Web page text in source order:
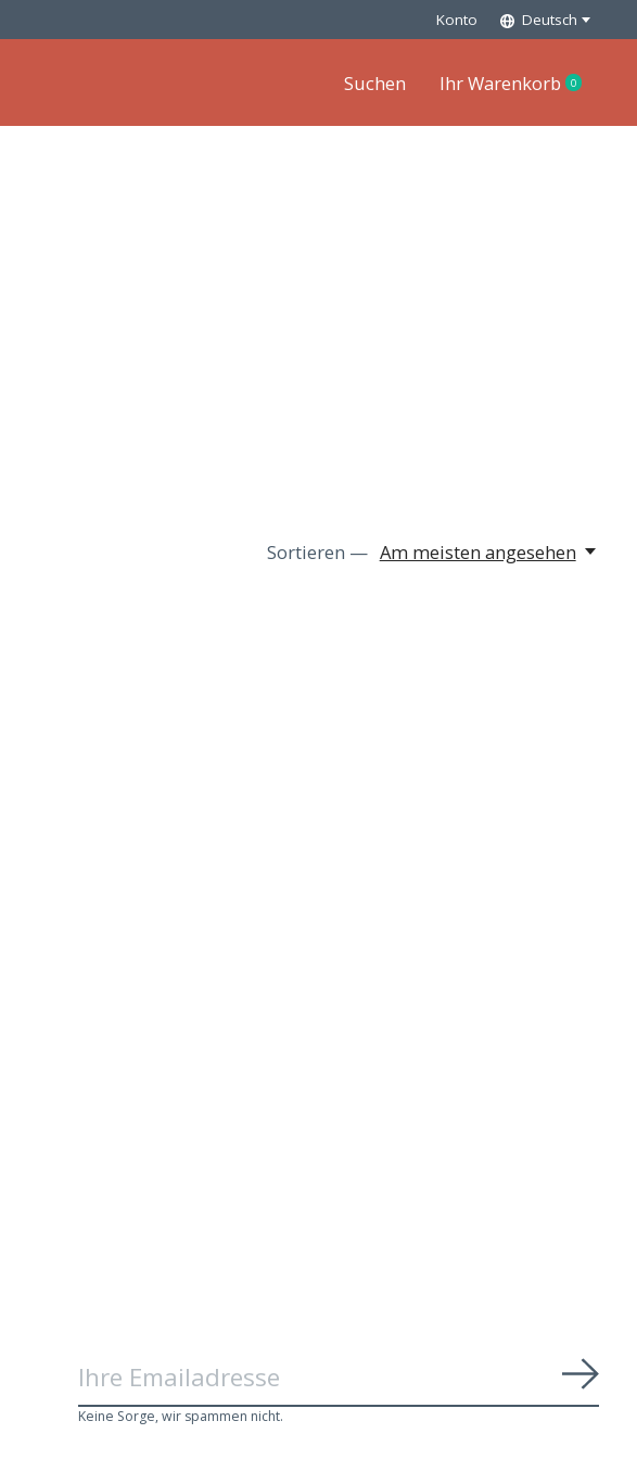
Konto Deutsch
Suchen Ihr Warenkorb 0items
Sortieren — Am meisten angesehen
Keine Sorge, wir spammen nicht.